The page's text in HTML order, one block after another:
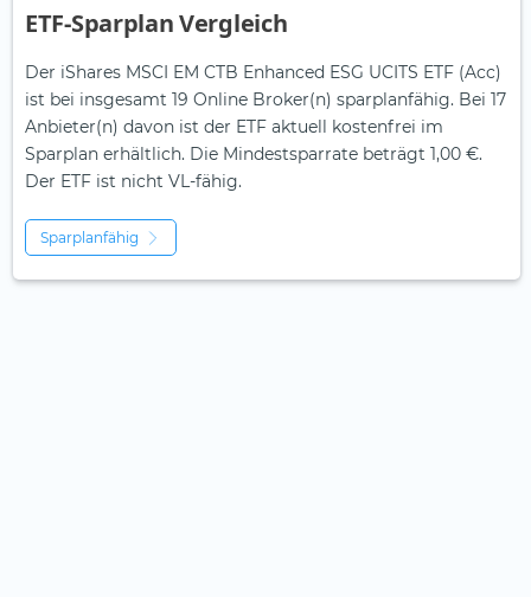
ETF-Sparplan Vergleich
Der iShares MSCI EM CTB Enhanced ESG UCITS ETF (Acc)
ist bei insgesamt 19 Online Broker(n) sparplanfähig. Bei 17
Anbieter(n) davon ist der ETF aktuell kostenfrei im
Sparplan erhältlich. Die Mindestsparrate beträgt 1,00 €.
Der ETF ist nicht VL-fähig.
Sparplanfähig